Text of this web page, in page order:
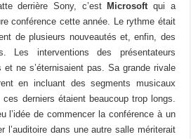
derrière Sony, c’est Microsoftqui a
conférence cette année. Le rythme était
de plusieurs nouveautés et, enfin, des
Les interventions des présentateurs
ne s’éternisaient pas. Sa grande rivale
en incluant des segments musicaux
derniers étaient beaucoup trop longs.
l’idée de commencer la conférence à un
l’auditoire dans une autre salle mériterait